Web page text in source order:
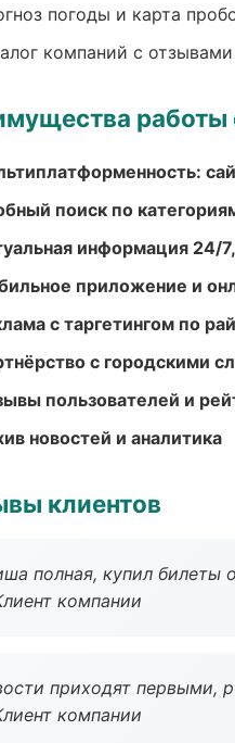
погоды и карта
компаний с отзывами
работы
поиск по
информация 24/
приложение и
с таргетингом по
с городскими
пользователей и
новостей и аналитика
клиентов
полная, купил билеты
компании
приходят первыми,
компании